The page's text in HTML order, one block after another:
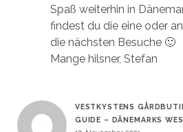
Spaß weiterhin in
findest du die eine oder
die nächsten Besuche 🙂
Mange hilsner, Stefan
VESTKYSTENS
GUIDE – DÄNEMARKS